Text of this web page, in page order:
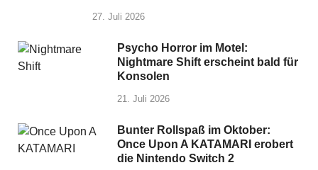
27. Juli 2026
Psycho Horror im Motel:
Nightmare Shift erscheint bald für
Konsolen
21. Juli 2026
Bunter Rollspaß im Oktober:
Once Upon A KATAMARI erobert
die Nintendo Switch 2